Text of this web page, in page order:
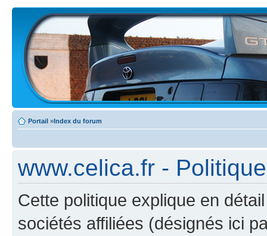
Portail »Index du forum
www.celica.fr -
Cette politique explique en
sociétés affiliées (désignés ici